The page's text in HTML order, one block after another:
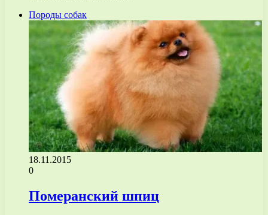
Породы собак
18.11.2015
0
Померанский шпиц